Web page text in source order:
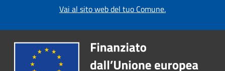
Vai al sito web del tuo Comune.